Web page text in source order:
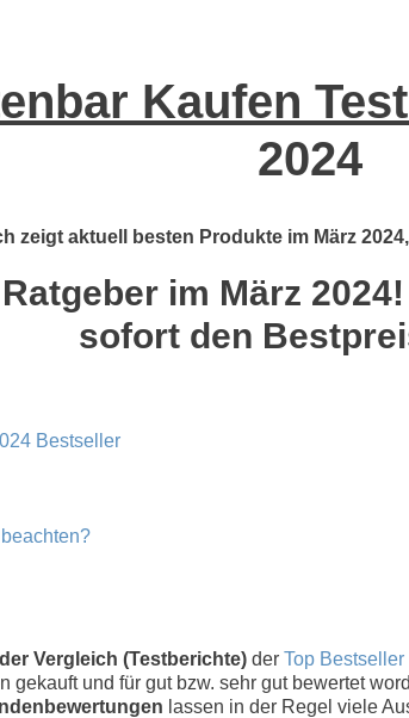
Kaufen
2024
zeigt aktuell besten Produkte im März
im März
sofort den
Bestseller
Vergleich (Testberichte) der Top Bestseller
und für gut bzw. sehr gut bewertet
lassen in der Regel viele